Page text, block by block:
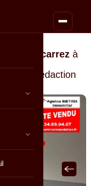
57 m² loi carrez à
de rédaction